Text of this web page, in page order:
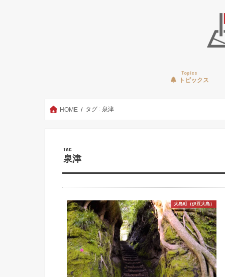
Topics
トピックス
HOME タグ : 泉津
TAG
泉津
大島町（伊豆大島）